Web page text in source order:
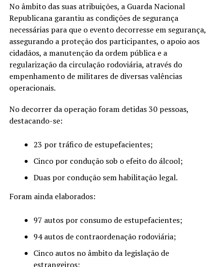
No âmbito das suas atribuições, a Guarda Nacional
Republicana garantiu as condições de segurança
necessárias para que o evento decorresse em segurança,
assegurando a proteção dos participantes, o apoio aos
cidadãos, a manutenção da ordem pública e a
regularização da circulação rodoviária, através do
empenhamento de militares de diversas valências
operacionais.
No decorrer da operação foram detidas 30 pessoas,
destacando-se:
23 por tráfico de estupefacientes;
Cinco por condução sob o efeito do álcool;
Duas por condução sem habilitação legal.
Foram ainda elaborados:
97 autos por consumo de estupefacientes;
94 autos de contraordenação rodoviária;
Cinco autos no âmbito da legislação de
estrangeiros;